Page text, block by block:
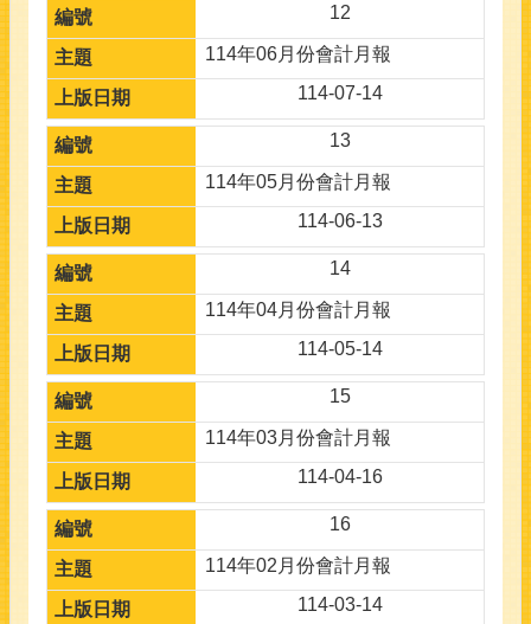
12
114年06月份會計月報
114-07-14
13
114年05月份會計月報
114-06-13
14
114年04月份會計月報
114-05-14
15
114年03月份會計月報
114-04-16
16
114年02月份會計月報
114-03-14